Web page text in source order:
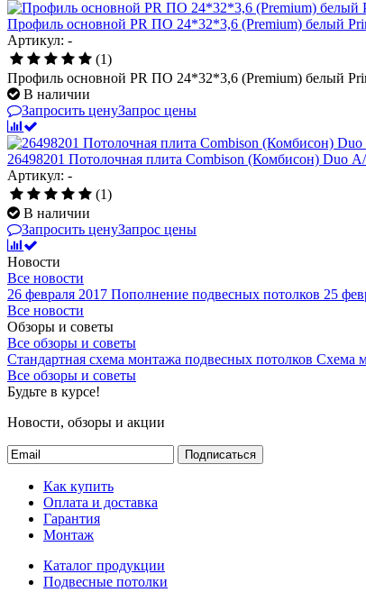
Профиль основной PR ПО 24*32*3,6 (Premium) белый
Артикул: -
(1)
Профиль основной PR ПО 24*32*3,6 (Premium) белый
В наличии
Запросить ценуЗапрос цены
26498201 Потолочная плита Combison (Комбисон) Duo
Артикул: -
(1)
В наличии
Запросить ценуЗапрос цены
Новости
Все новости
26 февраля 2017 Пополнение подвесных потолков 25
Все новости
Обзоры и советы
Все обзоры и советы
Стандартная схема монтажа подвесных потолков Схема
Все обзоры и советы
Будьте в курсе!
Новости, обзоры и акции
Подписаться
Как купить
Оплата и доставка
Гарантия
Монтаж
Каталог продукции
Подвесные потолки